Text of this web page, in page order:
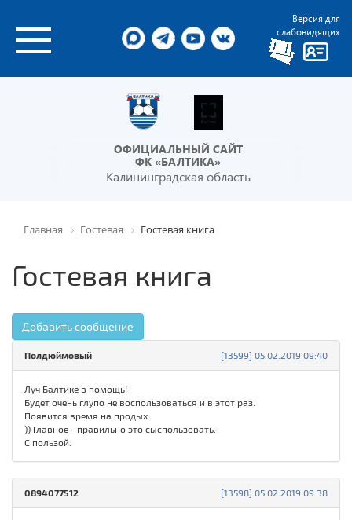
Версия для
слабовидящих
ОФИЦИАЛЬНЫЙ САЙТ
ФК «БАЛТИКА»
Калининградская область
Главная Гостевая Гостевая книга
Гостевая книга
Добавить сообщение
[13599] 05.02.2019 09:40
Полдюймовый
Луч Балтике в помощь!
Будет очень глупо не воспользоваться и в этот раз.
Появится время на продых.
)) Главное - правильно это сыспользовать.
С пользой.
[13598] 05.02.2019 09:38
0894077512